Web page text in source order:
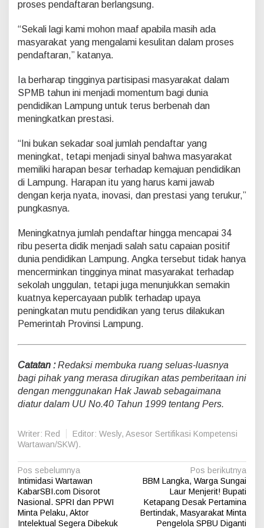
proses pendaftaran berlangsung.
“Sekali lagi kami mohon maaf apabila masih ada
masyarakat yang mengalami kesulitan dalam proses
pendaftaran,” katanya.
Ia berharap tingginya partisipasi masyarakat dalam
SPMB tahun ini menjadi momentum bagi dunia
pendidikan Lampung untuk terus berbenah dan
meningkatkan prestasi.
“Ini bukan sekadar soal jumlah pendaftar yang
meningkat, tetapi menjadi sinyal bahwa masyarakat
memiliki harapan besar terhadap kemajuan pendidikan
di Lampung. Harapan itu yang harus kami jawab
dengan kerja nyata, inovasi, dan prestasi yang terukur,”
pungkasnya.
Meningkatnya jumlah pendaftar hingga mencapai 34
ribu peserta didik menjadi salah satu capaian positif
dunia pendidikan Lampung. Angka tersebut tidak hanya
mencerminkan tingginya minat masyarakat terhadap
sekolah unggulan, tetapi juga menunjukkan semakin
kuatnya kepercayaan publik terhadap upaya
peningkatan mutu pendidikan yang terus dilakukan
Pemerintah Provinsi Lampung.
Catatan :Redaksi membuka ruang seluas-luasnya
bagi pihak yang merasa dirugikan atas pemberitaan ini
dengan menggunakan Hak Jawab sebagaimana
diatur dalam UU No.40 Tahun 1999 tentang Pers.
Writer: Red
Editor: Wesly, Asesor Sertifikasi Kompetensi
Wartawan/SKW).
N
a
v
i
Pos sebelumnya
Intimidasi Wartawan
KabarSBI.com Disorot
Nasional. SPRI dan PPWI
Minta Pelaku, Aktor
Intelektual Segera Dibekuk
Pos berikutnya
BBM Langka, Warga Sungai
Laur Menjerit! Bupati
Ketapang Desak Pertamina
Bertindak, Masyarakat Minta
Pengelola SPBU Diganti